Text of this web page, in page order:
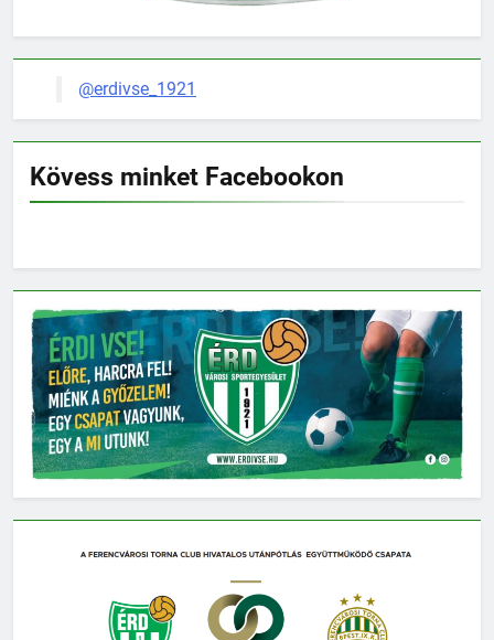
@erdivse_1921
Kövess minket Facebookon